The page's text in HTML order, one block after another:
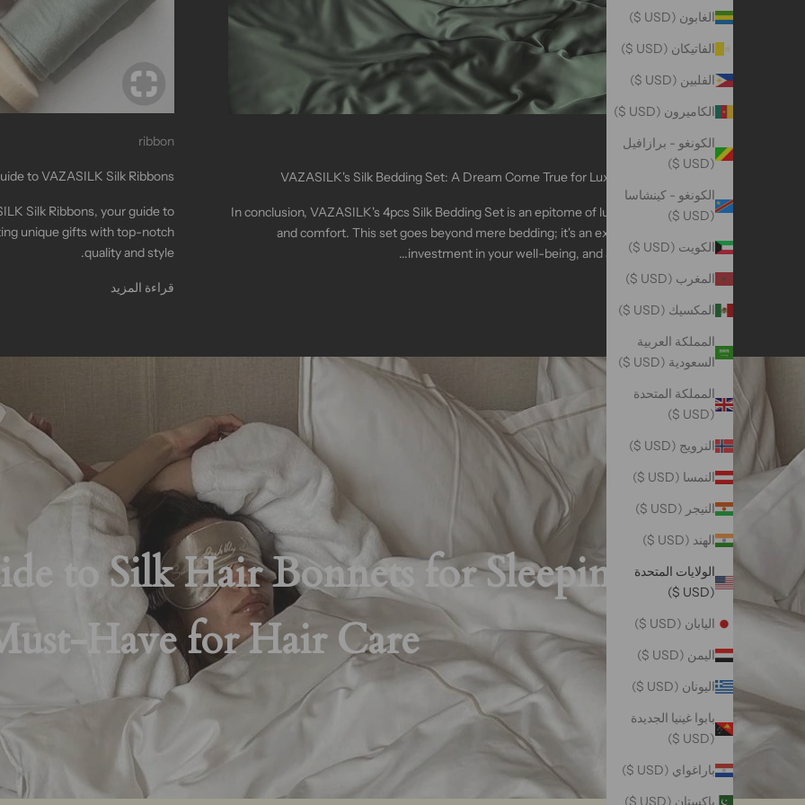
الغابون (USD $)
الفاتيكان (USD $)
الفلبين (USD $)
الكاميرون (USD $)
الكونغو - برازافيل
(USD $)
الكونغو - كينشاسا
(USD $)
الكويت (USD $)
المغرب (USD $)
المكسيك (USD $)
المملكة العربية
السعودية (USD $)
المملكة المتحدة
(USD $)
النرويج (USD $)
النمسا (USD $)
النيجر (USD $)
الهند (USD $)
الولايات المتحدة
(USD $)
اليابان (USD $)
اليمن (USD $)
اليونان (USD $)
بابوا غينيا الجديدة
(USD $)
باراغواي (USD $)
باكستان (USD $)
Sheet
VAZASILK's Silk Bedding Set: A Dream Come True for Luxury Seekers
In conclusion, VAZASILK's 4pcs Silk Bedding Set is an epitome of luxury, health,
and comfort. This set goes beyond mere bedding; it's an experience, an
investment in your well-being, and a commitme...
قراءة المزيد
ribbon
to VAZASILK Silk Ribbons
Silk Ribbons, your guide to
unique gifts with top-notch
quality and style.
قراءة المزيد
to Silk Hair Bonnets for Sleeping - A
Have for Hair Care